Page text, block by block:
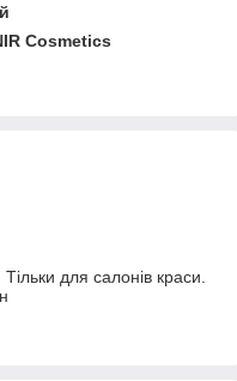
Cosmetics
для салонів краси.